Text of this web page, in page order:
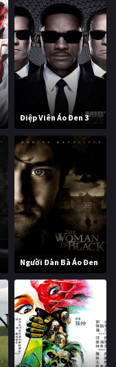
Điệp Viên Áo Đen 3
Người Đàn Bà Áo Đen